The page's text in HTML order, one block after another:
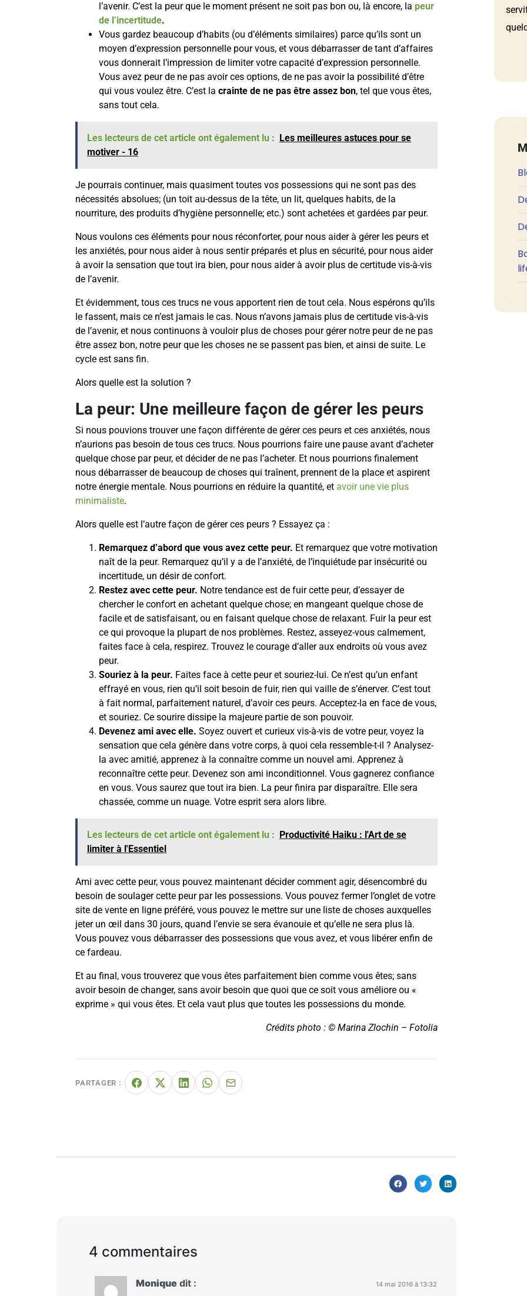
l’avenir. C’est la peur que le moment présent ne soit pas bon ou, là encore, la peur
de l’incertitude.
Vous gardez beaucoup d’habits (ou d’éléments similaires) parce qu’ils sont un
moyen d’expression personnelle pour vous, et vous débarrasser de tant d’affaires
vous donnerait l’impression de limiter votre capacité d’expression personnelle.
Vous avez peur de ne pas avoir ces options, de ne pas avoir la possibilité d’être
qui vous voulez être. C’est la crainte de ne pas être assez bon, tel que vous êtes,
sans tout cela.
Les lecteurs de cet article ont également lu :
Les meilleures astuces pour se
motiver - 16
Je pourrais continuer, mais quasiment toutes vos possessions qui ne sont pas des
nécessités absolues; (un toit au-dessus de la tête, un lit, quelques habits, de la
nourriture, des produits d’hygiène personnelle; etc.) sont achetées et gardées par peur.
Nous voulons ces éléments pour nous réconforter, pour nous aider à gérer les peurs et
les anxiétés, pour nous aider à nous sentir préparés et plus en sécurité, pour nous aider
à avoir la sensation que tout ira bien, pour nous aider à avoir plus de certitude vis-à-vis
de l’avenir.
Et évidemment, tous ces trucs ne vous apportent rien de tout cela. Nous espérons qu’ils
le fassent, mais ce n’est jamais le cas. Nous n’avons jamais plus de certitude vis-à-vis
de l’avenir, et nous continuons à vouloir plus de choses pour gérer notre peur de ne pas
être assez bon, notre peur que les choses ne se passent pas bien, et ainsi de suite. Le
cycle est sans fin.
Alors quelle est la solution ?
La peur: Une meilleure façon de gérer les peurs
Si nous pouvions trouver une façon différente de gérer ces peurs et ces anxiétés, nous
n’aurions pas besoin de tous ces trucs. Nous pourrions faire une pause avant d’acheter
quelque chose par peur, et décider de ne pas l’acheter. Et nous pourrions finalement
nous débarrasser de beaucoup de choses qui traînent, prennent de la place et aspirent
notre énergie mentale. Nous pourrions en réduire la quantité, et avoir une vie plus
minimaliste.
Alors quelle est l’autre façon de gérer ces peurs ? Essayez ça :
Remarquez d’abord que vous avez cette peur. Et remarquez que votre motivation
naît de la peur. Remarquez qu’il y a de l’anxiété, de l’inquiétude par insécurité ou
incertitude, un désir de confort.
Restez avec cette peur. Notre tendance est de fuir cette peur, d’essayer de
chercher le confort en achetant quelque chose; en mangeant quelque chose de
facile et de satisfaisant, ou en faisant quelque chose de relaxant. Fuir la peur est
ce qui provoque la plupart de nos problèmes. Restez, asseyez-vous calmement,
faites face à cela, respirez. Trouvez le courage d’aller aux endroits où vous avez
peur.
Souriez à la peur. Faites face à cette peur et souriez-lui. Ce n’est qu’un enfant
effrayé en vous, rien qu’il soit besoin de fuir, rien qui vaille de s’énerver. C’est tout
à fait normal, parfaitement naturel, d’avoir ces peurs. Acceptez-la en face de vous,
et souriez. Ce sourire dissipe la majeure partie de son pouvoir.
Devenez ami avec elle. Soyez ouvert et curieux vis-à-vis de votre peur, voyez la
sensation que cela génère dans votre corps, à quoi cela ressemble-t-il ? Analysez-
la avec amitié, apprenez à la connaître comme un nouvel ami. Apprenez à
reconnaître cette peur. Devenez son ami inconditionnel. Vous gagnerez confiance
en vous. Vous saurez que tout ira bien. La peur finira par disparaître. Elle sera
chassée, comme un nuage. Votre esprit sera alors libre.
Les lecteurs de cet article ont également lu :
Productivité Haiku : l'Art de se
limiter à l'Essentiel
Ami avec cette peur, vous pouvez maintenant décider comment agir, désencombré du
besoin de soulager cette peur par les possessions. Vous pouvez fermer l’onglet de votre
site de vente en ligne préféré, vous pouvez le mettre sur une liste de choses auxquelles
jeter un œil dans 30 jours, quand l’envie se sera évanouie et qu’elle ne sera plus là.
Vous pouvez vous débarrasser des possessions que vous avez, et vous libérer enfin de
ce fardeau.
Et au final, vous trouverez que vous êtes parfaitement bien comme vous êtes; sans
avoir besoin de changer, sans avoir besoin que quoi que ce soit vous améliore ou «
exprime » qui vous êtes. Et cela vaut plus que toutes les possessions du monde.
Crédits photo : © Marina Zlochin – Fotolia
PARTAGER :
4 commentaires
Monique dit : 14 mai 2016 à 13:32